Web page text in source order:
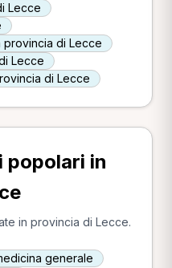
Lecce
provincia di Lecce
Lecce
di Lecce
popolari in
in provincia di Lecce.
generale